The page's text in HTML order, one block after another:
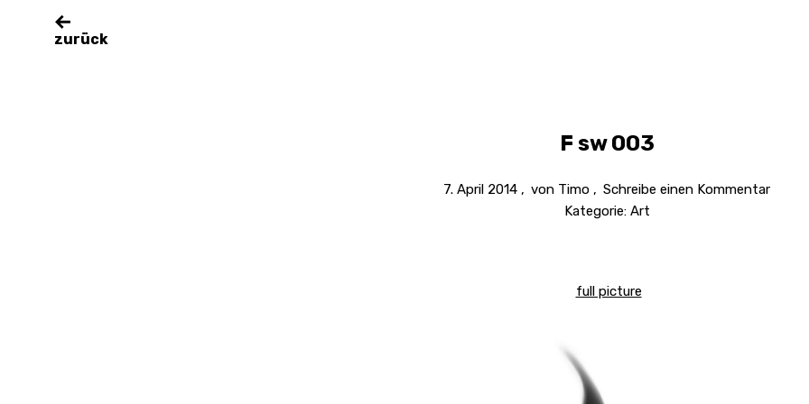
zurück
F sw 003
7. April 2014 von Timo
Schreibe einen Kommentar
Kategorie: Art
full picture